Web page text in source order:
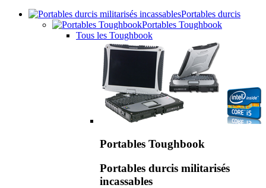
Portables durcis
Portables Toughbook
Tous les Toughbook
Portables Toughbook
Portables durcis militarisés
incassables